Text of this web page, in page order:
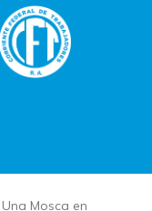
Una Mosca en